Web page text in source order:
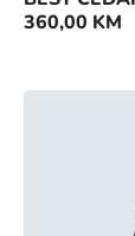
360,00 KM